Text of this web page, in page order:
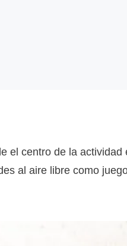
el centro de la
al aire libre como